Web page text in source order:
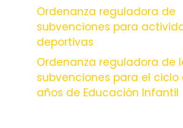
Ordenanza reguladora de
subvenciones para
deportivas
Ordenanza reguladora de
subvenciones para el ciclo
años de Educación Infantil